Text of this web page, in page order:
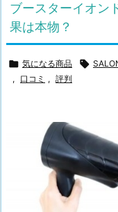
ブースターイオン
果は本物？
 気になる商品 
, 口コミ , 評判